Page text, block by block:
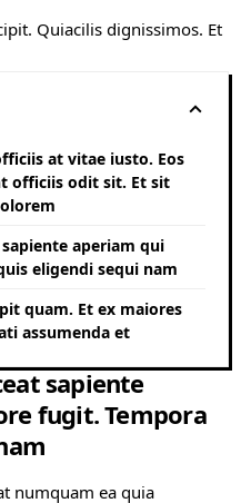
Quiacilis dignissimos. Et
at vitae iusto. Eos
officiis odit sit. Et sit
aperiam qui
eligendi sequi nam
quam. Et ex maiores
assumenda et
sapiente
fugit. Tempora
numquam ea quia